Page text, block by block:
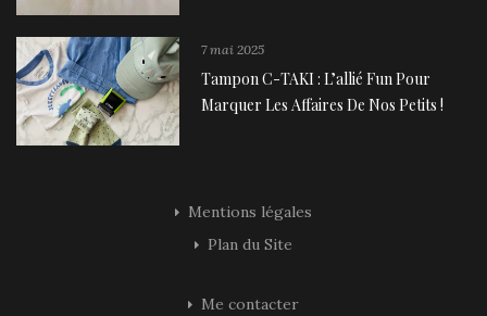
7 mai 2025
Tampon C-TAKI : L’allié Fun Pour
Marquer Les Affaires De Nos Petits !
Mentions légales
Plan du Site
Me contacter